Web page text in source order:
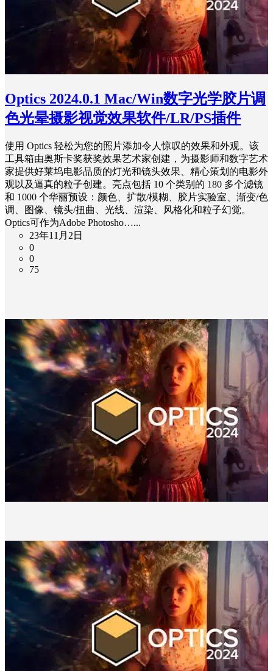
Optics 2024.0.1 Mac/Win数字光学胶片调
色光晕摄影视觉效果软件/LR/PS插件
使用 Optics 轻松为您的照片添加令人惊叹的效果和外观。该
工具箱由奥斯卡奖获奖效果艺术家创建，为摄影师和数字艺术
家提供好莱坞电影品质的灯光和镜头效果、精心策划的电影外
观以及逼真的粒子创建。亮点包括 10 个类别的 180 多个滤镜
和 1000 个华丽预设：颜色、扩散/模糊、胶片实验室、渐变/色
调、图像、镜头/扭曲、光线、渲染、风格化和粒子幻觉。
Optics可作为Adob​​e Photosho…...
23年11月2日
0
0
75